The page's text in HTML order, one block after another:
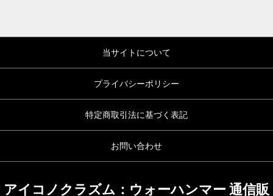
当サイトについて
プライバシーポリシー
特定商取引法に基づく表記
お問い合わせ
アイコノクラズム：ウォーハンマー 通信販